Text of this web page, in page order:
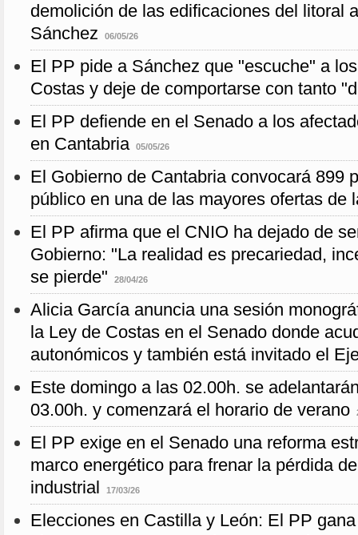
demolición de las edificaciones del litoral
Sánchez
06/05/26
El PP pide a Sánchez que "escuche" a
Costas y deje de comportarse con tanto
El PP defiende en el Senado a los
en Cantabria
05/05/26
El Gobierno de Cantabria convocará 899
público en una de las mayores ofertas de
El PP afirma que el CNIO ha dejado de
Gobierno: "La realidad es precariedad,
se pierde"
28/04/26
Alicia García anuncia una sesión
la Ley de Costas en el Senado donde
autonómicos y también está invitado el
Este domingo a las 02.00h. se
03.00h. y comenzará el horario de verano
El PP exige en el Senado una reforma
marco energético para frenar la pérdida
industrial
17/03/26
Elecciones en Castilla y León: El PP